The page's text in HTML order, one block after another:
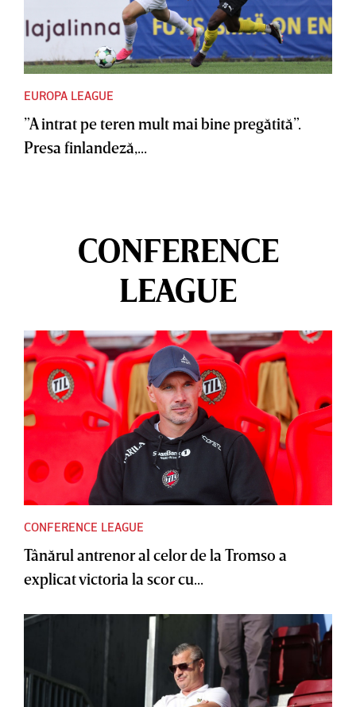
EUROPA LEAGUE
”A intrat pe teren mult mai bine pregătită”.
Presa finlandeză,...
CONFERENCE
LEAGUE
CONFERENCE LEAGUE
Tânărul antrenor al celor de la Tromso a
explicat victoria la scor cu...